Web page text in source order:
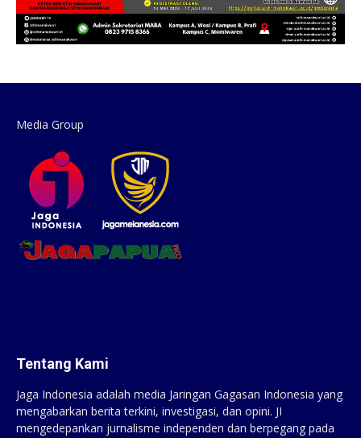
Media Group
Tentang Kami
Jaga Indonesia adalah media Jaringan Gagasan Indonesia yang
mengabarkan berita terkini, investigasi, dan opini. JI
mengedepankan jurnalisme independen dan berpegang pada